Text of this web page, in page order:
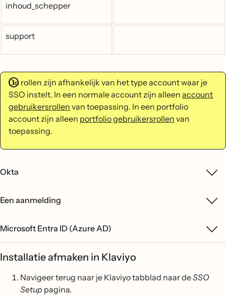
inhoud_schepper
support
De rollen zijn afhankelijk van het type account waar je
SSO instelt. In een normale account zijn alleen account
gebruikersrollen van toepassing. In een portfolio
account zijn alleen portfolio gebruikersrollen van
toepassing.
Okta
Een aanmelding
Microsoft Entra ID (Azure AD)
Installatie afmaken in Klaviyo
Navigeer terug naar je Klaviyo tabblad naar deSSO
Setup pagina.